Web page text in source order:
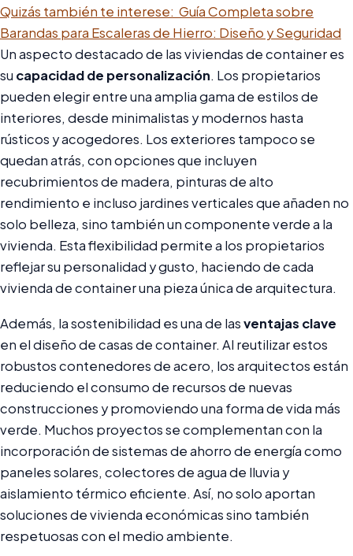
Quizás también te interese: Guía Completa sobre
Barandas para Escaleras de Hierro: Diseño y Seguridad
Un aspecto destacado de las viviendas de container es
su capacidad de personalización. Los propietarios
pueden elegir entre una amplia gama de estilos de
interiores, desde minimalistas y modernos hasta
rústicos y acogedores. Los exteriores tampoco se
quedan atrás, con opciones que incluyen
recubrimientos de madera, pinturas de alto
rendimiento e incluso jardines verticales que añaden no
solo belleza, sino también un componente verde a la
vivienda. Esta flexibilidad permite a los propietarios
reflejar su personalidad y gusto, haciendo de cada
vivienda de container una pieza única de arquitectura.
Además, la sostenibilidad es una de lasventajas clave
en el diseño de casas de container. Al reutilizar estos
robustos contenedores de acero, los arquitectos están
reduciendo el consumo de recursos de nuevas
construcciones y promoviendo una forma de vida más
verde. Muchos proyectos se complementan con la
incorporación de sistemas de ahorro de energía como
paneles solares, colectores de agua de lluvia y
aislamiento térmico eficiente. Así, no solo aportan
soluciones de vivienda económicas sino también
respetuosas con el medio ambiente.